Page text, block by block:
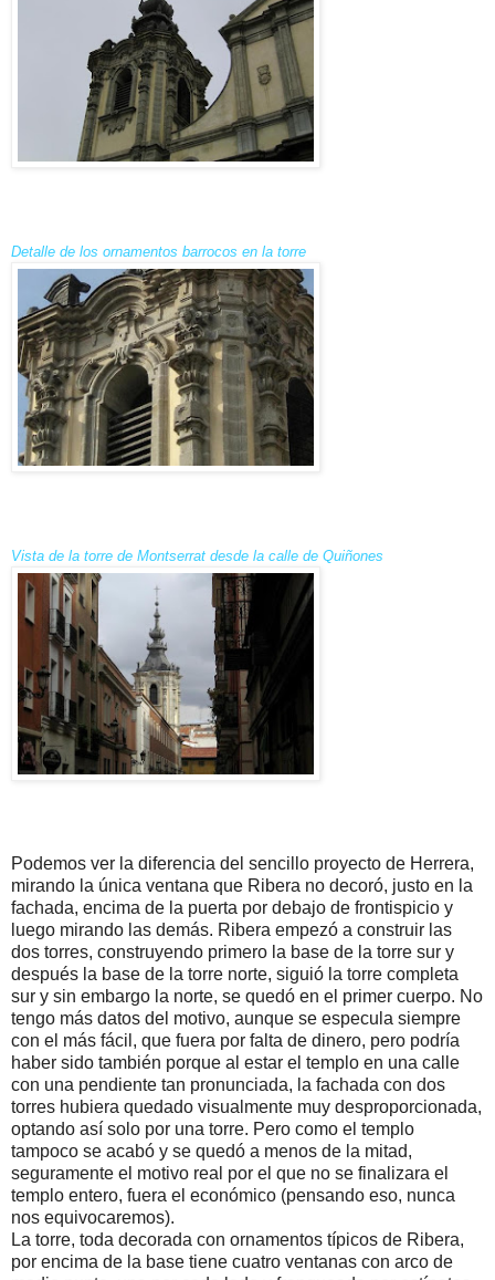
Detalle de los ornamentos barrocos en la torre
Vista de la torre de Montserrat desde la calle de Quiñones
Podemos ver la diferencia del sencillo proyecto de Herrera,
mirando la única ventana que Ribera no decoró, justo en la
fachada, encima de la puerta por debajo de frontispicio y
luego mirando las demás. Ribera empezó a construir las
dos torres, construyendo primero la base de la torre sur y
después la base de la torre norte, siguió la torre completa
sur y sin embargo la norte, se quedó en el primer cuerpo. No
tengo más datos del motivo, aunque se especula siempre
con el más fácil, que fuera por falta de dinero, pero podría
haber sido también porque al estar el templo en una calle
con una pendiente tan pronunciada, la fachada con dos
torres hubiera quedado visualmente muy desproporcionada,
optando así solo por una torre. Pero como el templo
tampoco se acabó y se quedó a menos de la mitad,
seguramente el motivo real por el que no se finalizara el
templo entero, fuera el económico (pensando eso, nunca
nos equivocaremos).
La torre, toda decorada con ornamentos típicos de Ribera,
por encima de la base tiene cuatro ventanas con arco de